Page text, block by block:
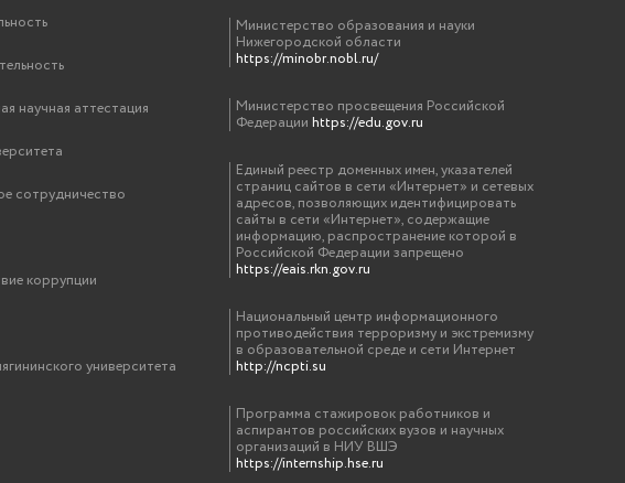
научная аттестация
сотрудничество
коррупции
университета
Министерство образования и науки
Нижегородской области
https://minobr.nobl.ru/
Министерство просвещения Российской
Федерации https://edu.gov.ru
Единый реестр доменных имен, указателей
страниц сайтов в сети «Интернет» и сетевых
адресов, позволяющих идентифицировать
сайты в сети «Интернет», содержащие
информацию, распространение которой в
Российской Федерации запрещено
https://eais.rkn.gov.ru
Национальный центр информационного
противодействия терроризму и экстремизму
в образовательной среде и сети Интернет
http://ncpti.su
Программа стажировок работников и
аспирантов российских вузов и научных
организаций в НИУ ВШЭ
https://internship.hse.ru